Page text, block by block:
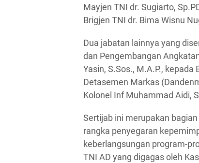
Mayjen TNI dr. Sugiarto,
Brigjen TNI dr. Bima Wisnu
Dua jabatan lainnya yang
dan Pengembangan
Yasin, S.Sos., M.A.P.,
Detasemen Markas
Kolonel Inf Muhammad Aidi,
Sertijab ini merupakan
rangka penyegaran
keberlangsungan program-
TNI AD yang digagas oleh